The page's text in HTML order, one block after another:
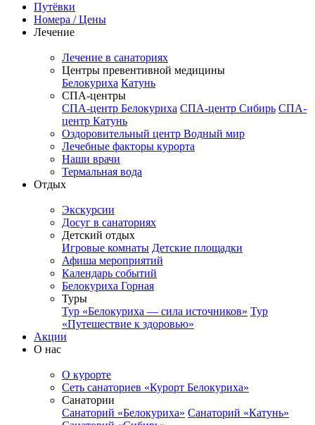
Путёвки
Номера / Цены
Лечение
Лечение в санаториях
Центры превентивной медицины
Белокуриха Катунь
СПА-центры
СПА-центр Белокуриха СПА-центр Сибирь СПА-
центр Катунь
Оздоровительный центр Водный мир
Лечебные факторы курорта
Наши врачи
Термальная вода
Отдых
Экскурсии
Досуг в санаториях
Детский отдых
Игровые комнаты Детские площадки
Афиша мероприятий
Календарь событий
Белокуриха Горная
Туры
Тур «Белокуриха — сила источников» Тур
«Путешествие к здоровью»
Акции
О нас
О курорте
Сеть санаториев «Курорт Белокуриха»
Санатории
Санаторий «Белокуриха» Санаторий «Катунь»